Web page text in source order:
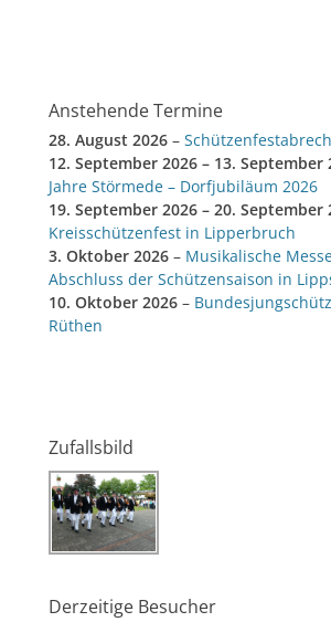
Anstehende Termine
28. August 2026 –
12. September 2026 – 13. September
Jahre Störmede – Dorfjubiläum 2026
19. September 2026 – 20. September
Kreisschützenfest in Lipperbruch
3. Oktober 2026 – Musikalische
Abschluss der Schützensaison in
10. Oktober 2026 –
Rüthen
Zufallsbild
Derzeitige Besucher